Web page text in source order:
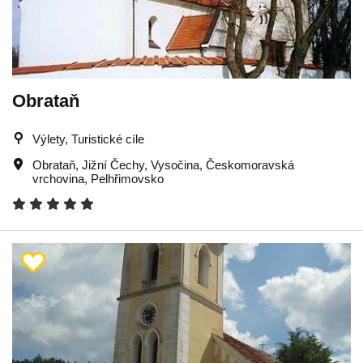
Obrataň
Výlety, Turistické cíle
Obrataň, Jižní Čechy, Vysočina, Českomoravská
vrchovina, Pelhřimovsko